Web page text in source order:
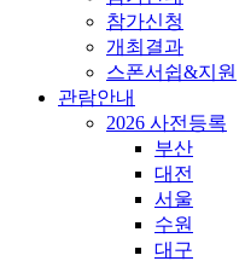
참가신청
개최결과
스폰서쉽&지원
관람안내
2026 사전등록
부산
대전
서울
수원
대구